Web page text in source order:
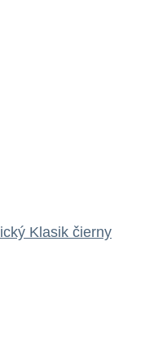
Klasik čierny